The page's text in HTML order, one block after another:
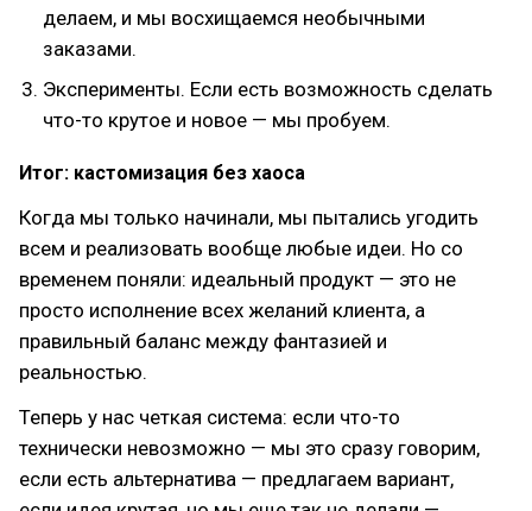
делаем, и мы восхищаемся необычными
заказами.
Эксперименты. Если есть возможность сделать
что-то крутое и новое — мы пробуем.
Итог: кастомизация без хаоса
Когда мы только начинали, мы пытались угодить
всем и реализовать вообще любые идеи. Но со
временем поняли: идеальный продукт — это не
просто исполнение всех желаний клиента, а
правильный баланс между фантазией и
реальностью.
Теперь у нас четкая система: если что-то
технически невозможно — мы это сразу говорим,
если есть альтернатива — предлагаем вариант,